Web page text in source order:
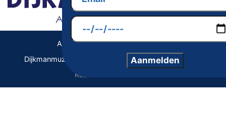
Dijkmanmuziek 2026 © | Alle rechten voorbehouden
Realisatie De Websmid
Algemene Voorwaarden | Privacy
Aanmelden